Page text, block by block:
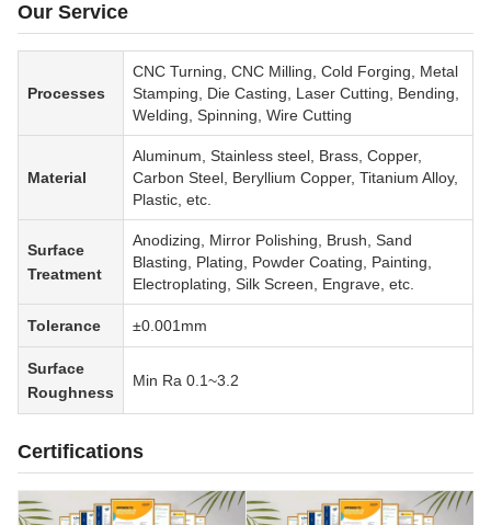
Our Service
Processes
CNC Turning, CNC Milling, Cold Forging, Metal
Stamping, Die Casting, Laser Cutting, Bending,
Welding, Spinning, Wire Cutting
Material
Aluminum, Stainless steel, Brass, Copper,
Carbon Steel, Beryllium Copper, Titanium Alloy,
Plastic, etc.
Surface
Treatment
Anodizing, Mirror Polishing, Brush, Sand
Blasting, Plating, Powder Coating, Painting,
Electroplating, Silk Screen, Engrave, etc.
Tolerance ±0.001mm
Surface
Roughness
Min Ra 0.1~3.2
Certifications